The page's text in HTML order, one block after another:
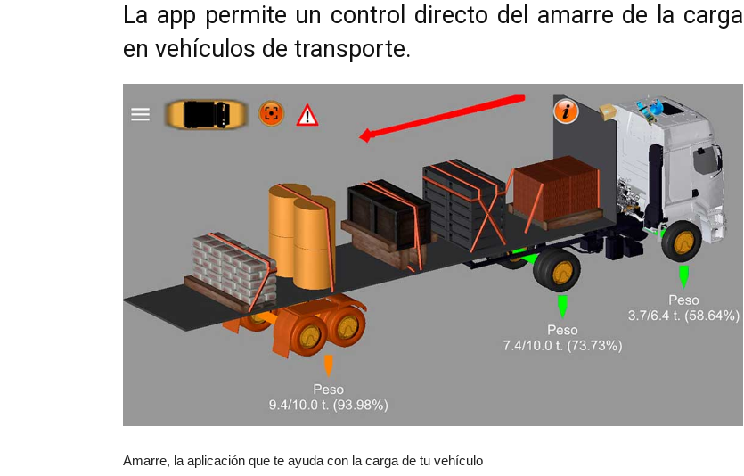
La app permite un control directo del amarre de la carga
en vehículos de transporte.
Amarre, la aplicación que te ayuda con la carga de tu vehículo